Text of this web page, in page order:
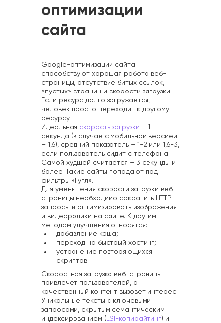
оптимизации
сайта
Google-оптимизации сайта
способствуют хорошая работа веб-
страницы, отсутствие битых ссылок,
«пустых» страниц и скорости загрузки.
Если ресурс долго загружается,
человек просто переходит к другому
ресурсу.
Идеальная скорость загрузки – 1
секунда (в случае с мобильной версией
– 1,6), средний показатель – 1-2 или 1,6-3,
если пользователь сидит с телефона.
Самой худшей считается – 3 секунды и
более. Такие сайты попадают под
фильтры «Гугл».
Для уменьшения скорости загрузки веб-
страницы необходимо сократить HTTP-
запросы и оптимизировать изображения
и видеоролики на сайте. К другим
методам улучшения относятся:
добавление кэша;
переход на быстрый хостинг;
устранение повторяющихся
скриптов.
Скоростная загрузка веб-страницы
привлечет пользователей, а
качественный контент вызовет интерес.
Уникальные тексты с ключевыми
запросами, скрытым семантическим
индексированием ( LSI-копирайтинг) и